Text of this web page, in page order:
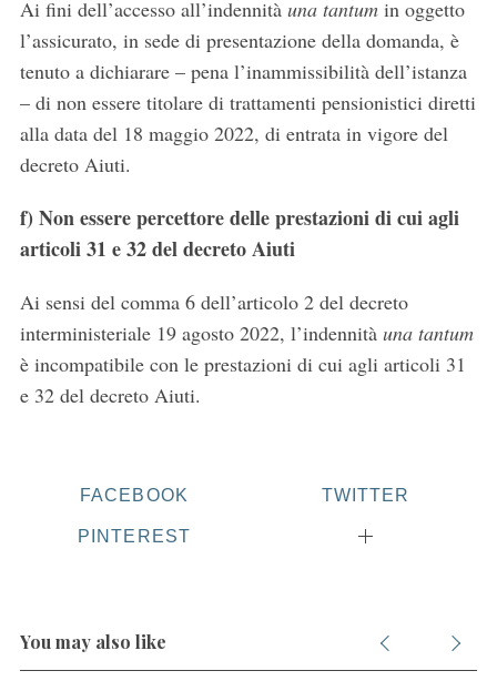
Ai fini dell’accesso all’indennità una tantumin oggetto
l’assicurato, in sede di presentazione della domanda, è
tenuto a dichiarare – pena l’inammissibilità dell’istanza
– di non essere titolare di trattamenti pensionistici diretti
alla data del 18 maggio 2022, di entrata in vigore del
decreto Aiuti.
f) Non essere percettore delle prestazioni di cui agli
articoli 31 e 32 del decreto Aiuti
Ai sensi del comma 6 dell’articolo 2 del decreto
interministeriale 19 agosto 2022, l’indennità una tantum
è incompatibile con le prestazioni di cui agli articoli 31
e 32 del decreto Aiuti.
FACEBOOK TWITTER
PINTEREST
You may also like